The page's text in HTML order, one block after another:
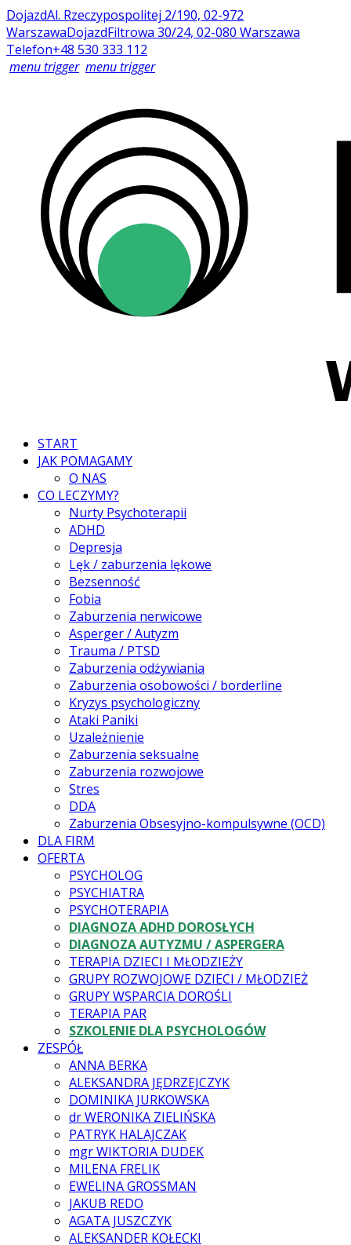
DojazdAl. Rzeczypospolitej 2/190, 02-972
WarszawaDojazdFiltrowa 30/24, 02-080 Warszawa
Telefon+48 530 333 112
menu trigger menu trigger
START
JAK POMAGAMY
O NAS
CO LECZYMY?
Nurty Psychoterapii
ADHD
Depresja
Lęk / zaburzenia lękowe
Bezsenność
Fobia
Zaburzenia nerwicowe
Asperger / Autyzm
Trauma / PTSD
Zaburzenia odżywiania
Zaburzenia osobowości / borderline
Kryzys psychologiczny
Ataki Paniki
Uzależnienie
Zaburzenia seksualne
Zaburzenia rozwojowe
Stres
DDA
Zaburzenia Obsesyjno-kompulsywne (OCD)
DLA FIRM
OFERTA
PSYCHOLOG
PSYCHIATRA
PSYCHOTERAPIA
DIAGNOZA ADHD DOROSŁYCH
DIAGNOZA AUTYZMU / ASPERGERA
TERAPIA DZIECI I MŁODZIEŻY
GRUPY ROZWOJOWE DZIECI / MŁODZIEŻ
GRUPY WSPARCIA DOROŚLI
TERAPIA PAR
SZKOLENIE DLA PSYCHOLOGÓW
ZESPÓŁ
ANNA BERKA
ALEKSANDRA JĘDRZEJCZYK
DOMINIKA JURKOWSKA
dr WERONIKA ZIELIŃSKA
PATRYK HALAJCZAK
mgr WIKTORIA DUDEK
MILENA FRELIK
EWELINA GROSSMAN
JAKUB REDO
AGATA JUSZCZYK
ALEKSANDER KOŁECKI